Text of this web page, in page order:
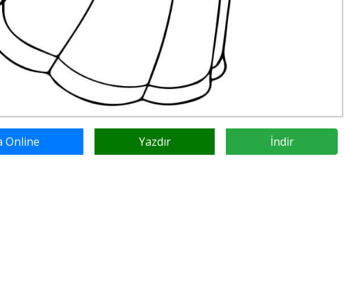
Online Yazdır İndir